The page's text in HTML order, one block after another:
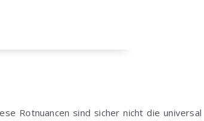
Rotnuancen sind sicher nicht die universal